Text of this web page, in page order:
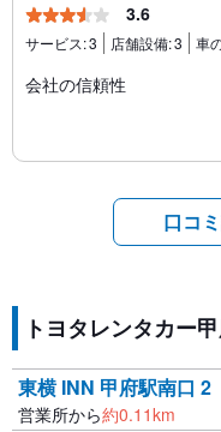
3.6
サービス:3 店舗設備:3 車
会社の信頼性
口コ
トヨタレンタカー
東横 INN 甲府駅南口 2
営業所から約0.11km